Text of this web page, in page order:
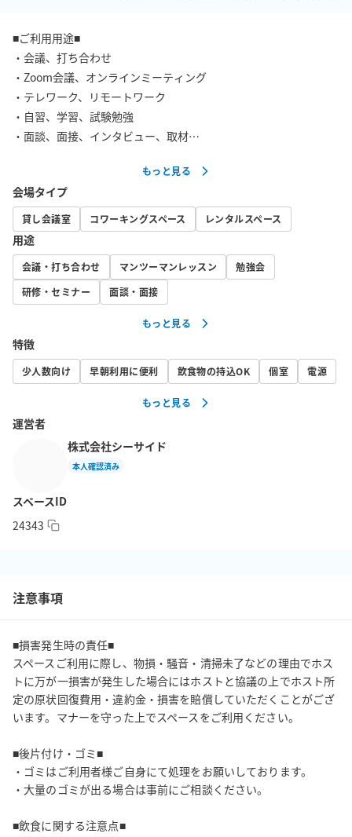
■ご利用用途■
・会議、打ち合わせ
・Zoom会議、オンラインミーティング
・テレワーク、リモートワーク
・自習、学習、試験勉強
・面談、面接、インタビュー、取材
・商品撮影、グリーンバック撮影
・インタビュー、取材
・メイク、パーソナルカラー診断
・占い、カウンセリング
・美容レッスン
・勉強会、読書会
・お弁当、飲み物持ち込み自由
・無料のウォーターサーバー（冷水/常温/温水）あり
・店舗入口付近にドリンク自動販売機あり
・少量のゴミは出入り口付近のゴミ箱をご利用ください
・大量のゴミはご利用者様ご自身で処理をお願いいたします
・電子レンジ
・冷蔵庫
・男女別
■Wi-Fi■
高速高画質動画の閲覧やファイル共有が快適にこなせます
・サービスプロバイダ：楽天ブロードバンド
・周波数帯：2.4GHz、5GHz
・最大同時接続数：20人
・通信速度：ダウンロード（下り）350Mbps、アップロード（上
り）250Mbps
信速度を下回る場合があります。
もっと見る
会場タイプ
貸し会議室 コワーキングスペース レンタルスペース
用途
会議・打ち合わせ マンツーマンレッスン
勉強会
研修・セミナー
面談・面接
もっと見る
特徴
少人数向け 早朝利用に便利 飲食物の持込OK 個室 電源
もっと見る
運営者
株式会社シーサイド
本人確認済み
スペースID
24343
注意事項
■損害発生時の責任■
スペースご利用に際し、物損・騒音・清掃未了などの理由でホス
トに万が一損害が発生した場合にはホストと協議の上でホスト所
定の原状回復費用・違約金・損害を賠償していただくことがござ
います。マナーを守った上でスペースをご利用ください。
■後片付け・ゴミ■
・ゴミはご利用者様ご自身にて処理をお願いしております。
・大量のゴミが出る場合は事前にご相談ください。
■飲食に関する注意点■